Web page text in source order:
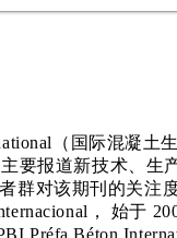
（国际混凝
要报道新技术、
群对该期刊的关注
， 始于
Préfa Béton